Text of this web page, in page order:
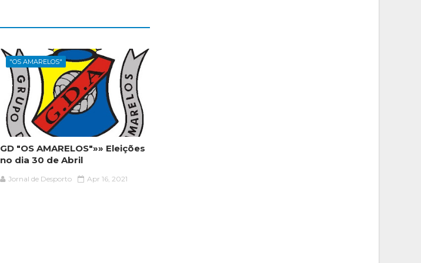
"OS AMARELOS"
GD "OS AMARELOS"»» Eleições
no dia 30 de Abril
Jornal de Desporto Apr 16, 2021